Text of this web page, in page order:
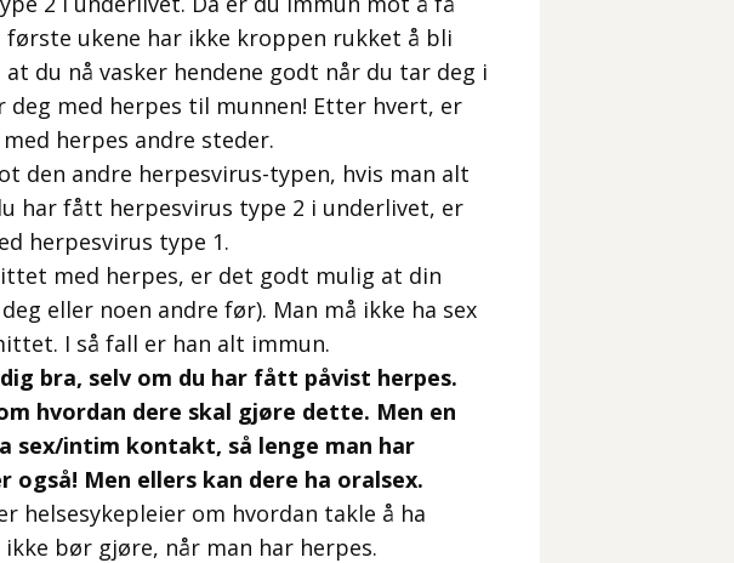
første ukene har ikke kroppen rukket å bli
du nå vasker hendene godt når du tar deg i
med herpes til munnen! Etter hvert, er
herpes andre steder.
den andre herpesvirus-typen, hvis man alt
har fått herpesvirus type 2 i underlivet, er
herpesvirus type 1.
med herpes, er det godt mulig at din
eller noen andre før). Man må ikke ha sex
I så fall er han alt immun.
bra, selv om du har fått påvist herpes.
hvordan dere skal gjøre dette. Men en
sex/intim kontakt, så lenge man har
Men ellers kan dere ha oralsex.
helsesykepleier om hvordan takle å ha
bør gjøre, når man har herpes.